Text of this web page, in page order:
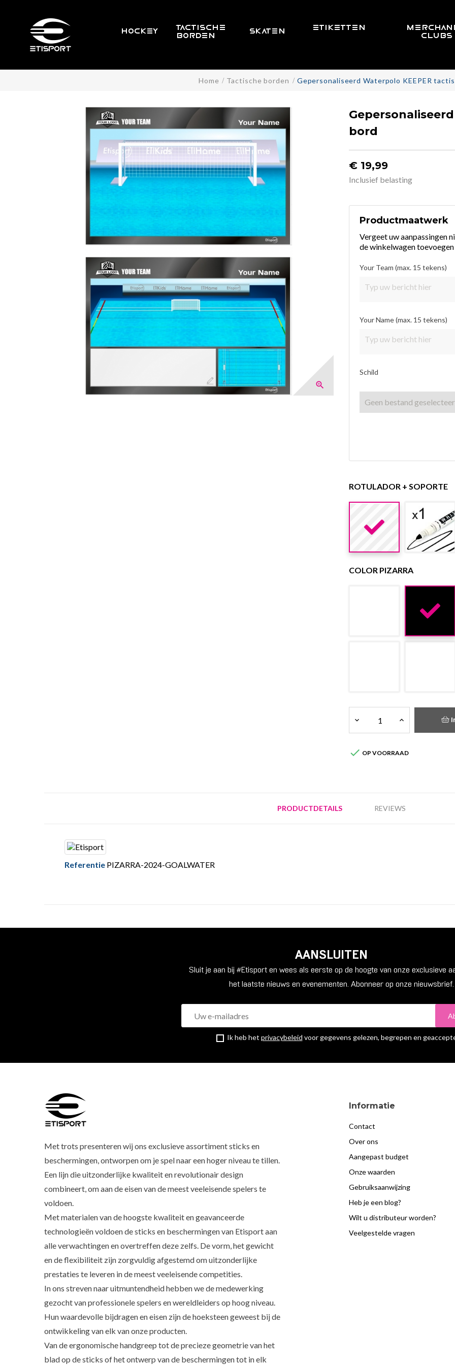
HOCKEY
TACTISCHE
BORDEN
SKATEN ETIKETTEN
CLUBS
Home Tactische borden Gepersonaliseerd Waterpolo KEEPER

bord
€ 19,99
Inclusief belasting
Productmaatwerk
Vergeet uw aanpassingen
de winkelwagen toevoegen
Your Team (max. 15 tekens)
Your Name (max. 15 tekens)
Schild
Geen bestand
ROTULADOR + SOPORTE
COLOR PIZARRA
 OP VOORRAAD
PRODUCTDETAILS REVIEWS
Referentie PIZARRA-2024-GOALWATER
AANSLUITEN
Sluit je aan bij #Etisport en wees als eerste op de hoogte van onze exclusieve
het laatste nieuws en evenementen. Abonneer op onze nieuwsbrief.
Ik heb het privacybeleid voor gegevens gelezen, begrepen en
Met trots presenteren wij ons exclusieve assortiment sticks en
beschermingen, ontworpen om je spel naar een hoger niveau te tillen.
Een lijn die uitzonderlijke kwaliteit en revolutionair design
combineert, om aan de eisen van de meest veeleisende spelers te
voldoen.
Met materialen van de hoogste kwaliteit en geavanceerde
technologieën voldoen de sticks en beschermingen van Etisport aan
alle verwachtingen en overtreffen deze zelfs. De vorm, het gewicht
en de flexibiliteit zijn zorgvuldig afgestemd om uitzonderlijke
prestaties te leveren in de meest veeleisende competities.
In ons streven naar uitmuntendheid hebben we de medewerking
gezocht van professionele spelers en wereldleiders op hoog niveau.
Hun waardevolle bijdragen en eisen zijn de hoeksteen geweest bij de
ontwikkeling van elk van onze producten.
Van de ergonomische handgreep tot de precieze geometrie van het
blad op de sticks of het ontwerp van de beschermingen tot in elk
Informatie
Contact
Over ons
Aangepast budget
Onze waarden
Gebruiksaanwijzing
Heb je een blog?
Wilt u distributeur worden?
Veelgestelde vragen